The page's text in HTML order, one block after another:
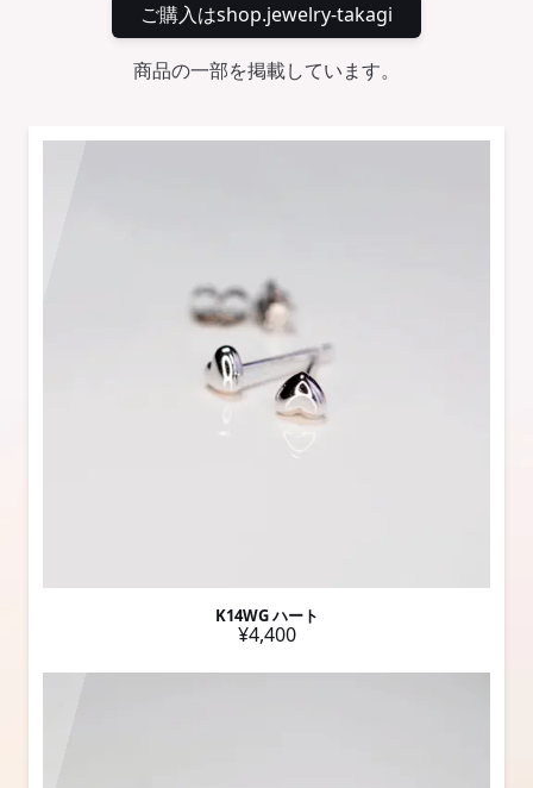
ご購入はshop.jewelry-takagi
商品の一部を掲載しています。
K14WG ハート
¥4,400